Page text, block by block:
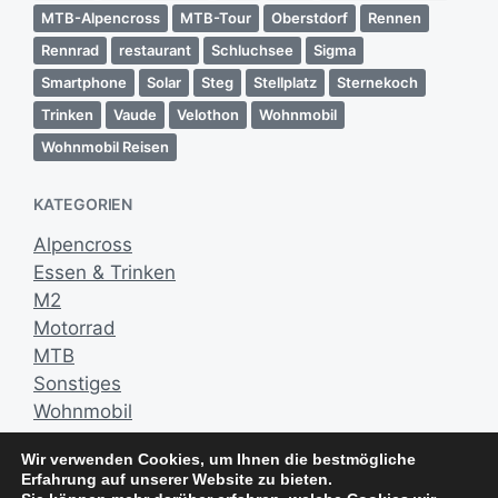
g
s
d
a
t
u
m
MTB-Alpencross
MTB-Tour Oberstdorf
Rennen
Rennrad
restaurant Schluchsee
Sigma
Smartphone
Solar Steg Stellplatz
Sternekoch
Trinken
Vaude Velothon
Wohnmobil
Wohnmobil Reisen
KATEGORIEN
Alpencross
Essen & Trinken
M2
Motorrad
MTB
Sonstiges
Wohnmobil
NEUESTE KOMMENTARE
Wir verwenden Cookies, um Ihnen die bestmögliche
Erfahrung auf unserer Website zu bieten.